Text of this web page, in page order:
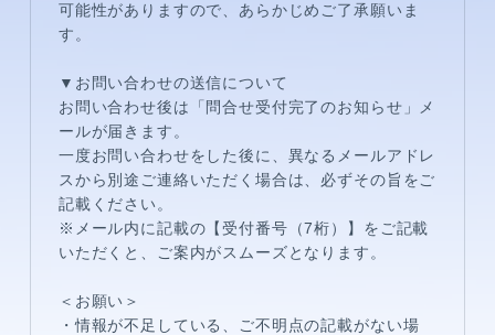
可能性がありますので、あらかじめご了承願いま
す。
▼お問い合わせの送信について
お問い合わせ後は「問合せ受付完了のお知らせ」メ
ールが届きます。
一度お問い合わせをした後に、異なるメールアドレ
スから別途ご連絡いただく場合は、必ずその旨をご
記載ください。
※メール内に記載の【受付番号（7桁）】をご記載
いただくと、ご案内がスムーズとなります。
＜お願い＞
・情報が不足している、ご不明点の記載がない場